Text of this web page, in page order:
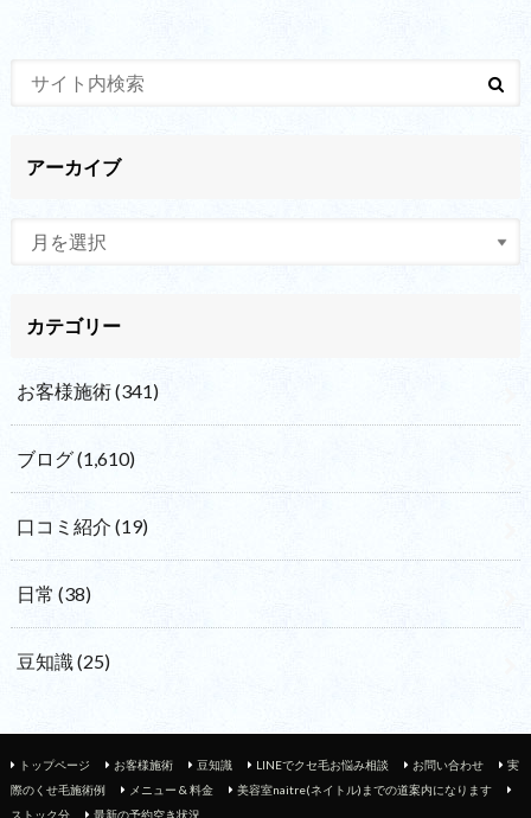
アーカイブ
カテゴリー
お客様施術(341)
ブログ(1,610)
口コミ紹介 (19)
日常 (38)
豆知識(25)
トップページ お客様施術 豆知識 LINEでクセ毛お悩み相談 お問い合わせ
実
際のくせ毛施術例
メニュー & 料金
美容室naitre(ネイトル)までの道案内になります
ストック分
最新の予約空き状況